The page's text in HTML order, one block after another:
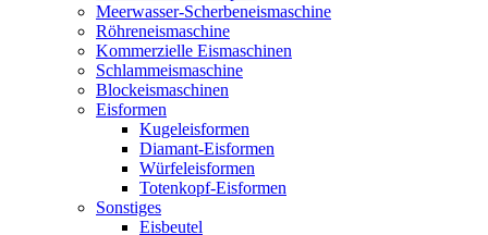
Meerwasser-Scherbeneismaschine
Röhreneismaschine
Kommerzielle Eismaschinen
Schlammeismaschine
Blockeismaschinen
Eisformen
Kugeleisformen
Diamant-Eisformen
Würfeleisformen
Totenkopf-Eisformen
Sonstiges
Eisbeutel